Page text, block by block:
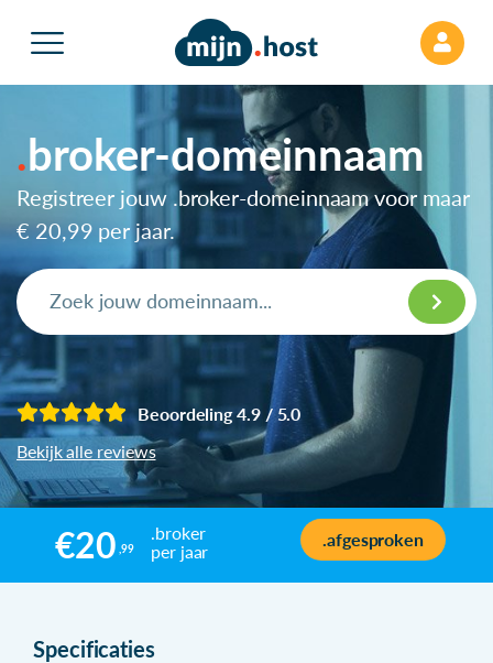
broker-domeinnaam
Registreer jouw .broker-domeinnaam voor maar
€ 20,99 per jaar.
Beoordeling 4.9 / 5.0
Bekijk alle reviews
€20 ,99
.broker
per jaar
.afgesproken
Specificaties